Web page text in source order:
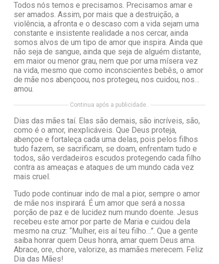
Todos nós temos e precisamos. Precisamos amar e
ser amados. Assim, por mais que a destruição, a
violência, a afronta e o descaso com a vida sejam uma
constante e insistente realidade a nos cercar, ainda
somos alvos de um tipo de amor que inspira. Ainda que
não seja de sangue, ainda que seja de alguém distante,
em maior ou menor grau, nem que por uma mísera vez
na vida, mesmo que como inconscientes bebês, o amor
de mãe nos abençoou, nos protegeu, nos cuidou, nos…
amou.
Continua após a publicidade..
Dias das mães taí. Elas são demais, são incríveis, são,
como é o amor, inexplicáveis. Que Deus proteja,
abençoe e fortaleça cada uma delas, pois pelos filhos
tudo fazem, se sacrificam, se doam, enfrentam tudo e
todos, são verdadeiros escudos protegendo cada filho
contra as ameaças e ataques de um mundo cada vez
mais cruel.
Tudo pode continuar indo de mal a pior, sempre o amor
de mãe nos inspirará. É um amor que será a nossa
porção de paz e de lucidez num mundo doente. Jesus
recebeu este amor por parte de Maria e cuidou dela
mesmo na cruz: “Mulher, eis aí teu filho…”. Que a gente
saiba honrar quem Deus honra, amar quem Deus ama.
Abrace, ore, chore, valorize, as mamães merecem. Feliz
Dia das Mães!